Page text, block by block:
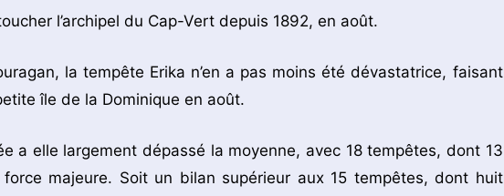
l’archipel du Cap-Vert depuis 1892, en août.
la tempête Erika n’en a pas moins été dévastatrice, faisant
île de la Dominique en août.
a elle largement dépassé la moyenne, avec 18 tempêtes, dont 13
majeure. Soit un bilan supérieur aux 15 tempêtes, dont huit